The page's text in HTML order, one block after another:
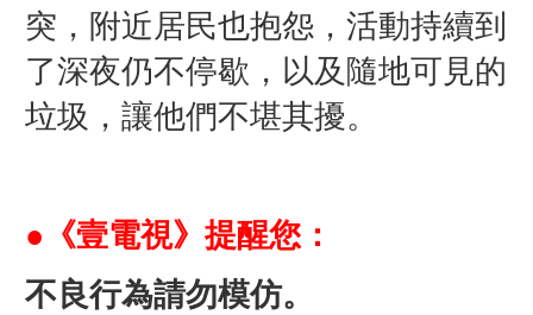
突，附近居民也抱怨，活動持續到
了深夜仍不停歇，以及隨地可見的
垃圾，讓他們不堪其擾。
●《壹電視》提醒您：
不良行為請勿模仿。